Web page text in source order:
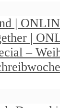
|
|
–